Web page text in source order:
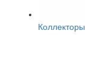
Коллекторы